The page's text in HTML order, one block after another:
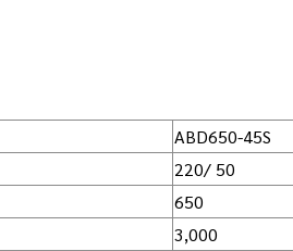
ABD650-45S
220/ 50
650
3,000